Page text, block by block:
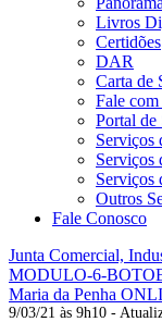
Livros
Certidões
DAR
Carta de
Fale
Portal de
Serviços
Serviços
Serviços
Outros
Fale Conosco
Junta Comercial,
MODULO-6-
Maria da Penha
9/03/21 às 9h10 -